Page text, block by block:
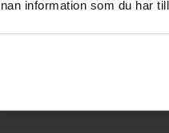
information som du har